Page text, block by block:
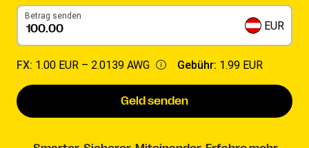
Betrag senden
EUR
FX: 1.00 EUR – 2.0139 AWG Gebühr: 1.99 EUR
Geld senden